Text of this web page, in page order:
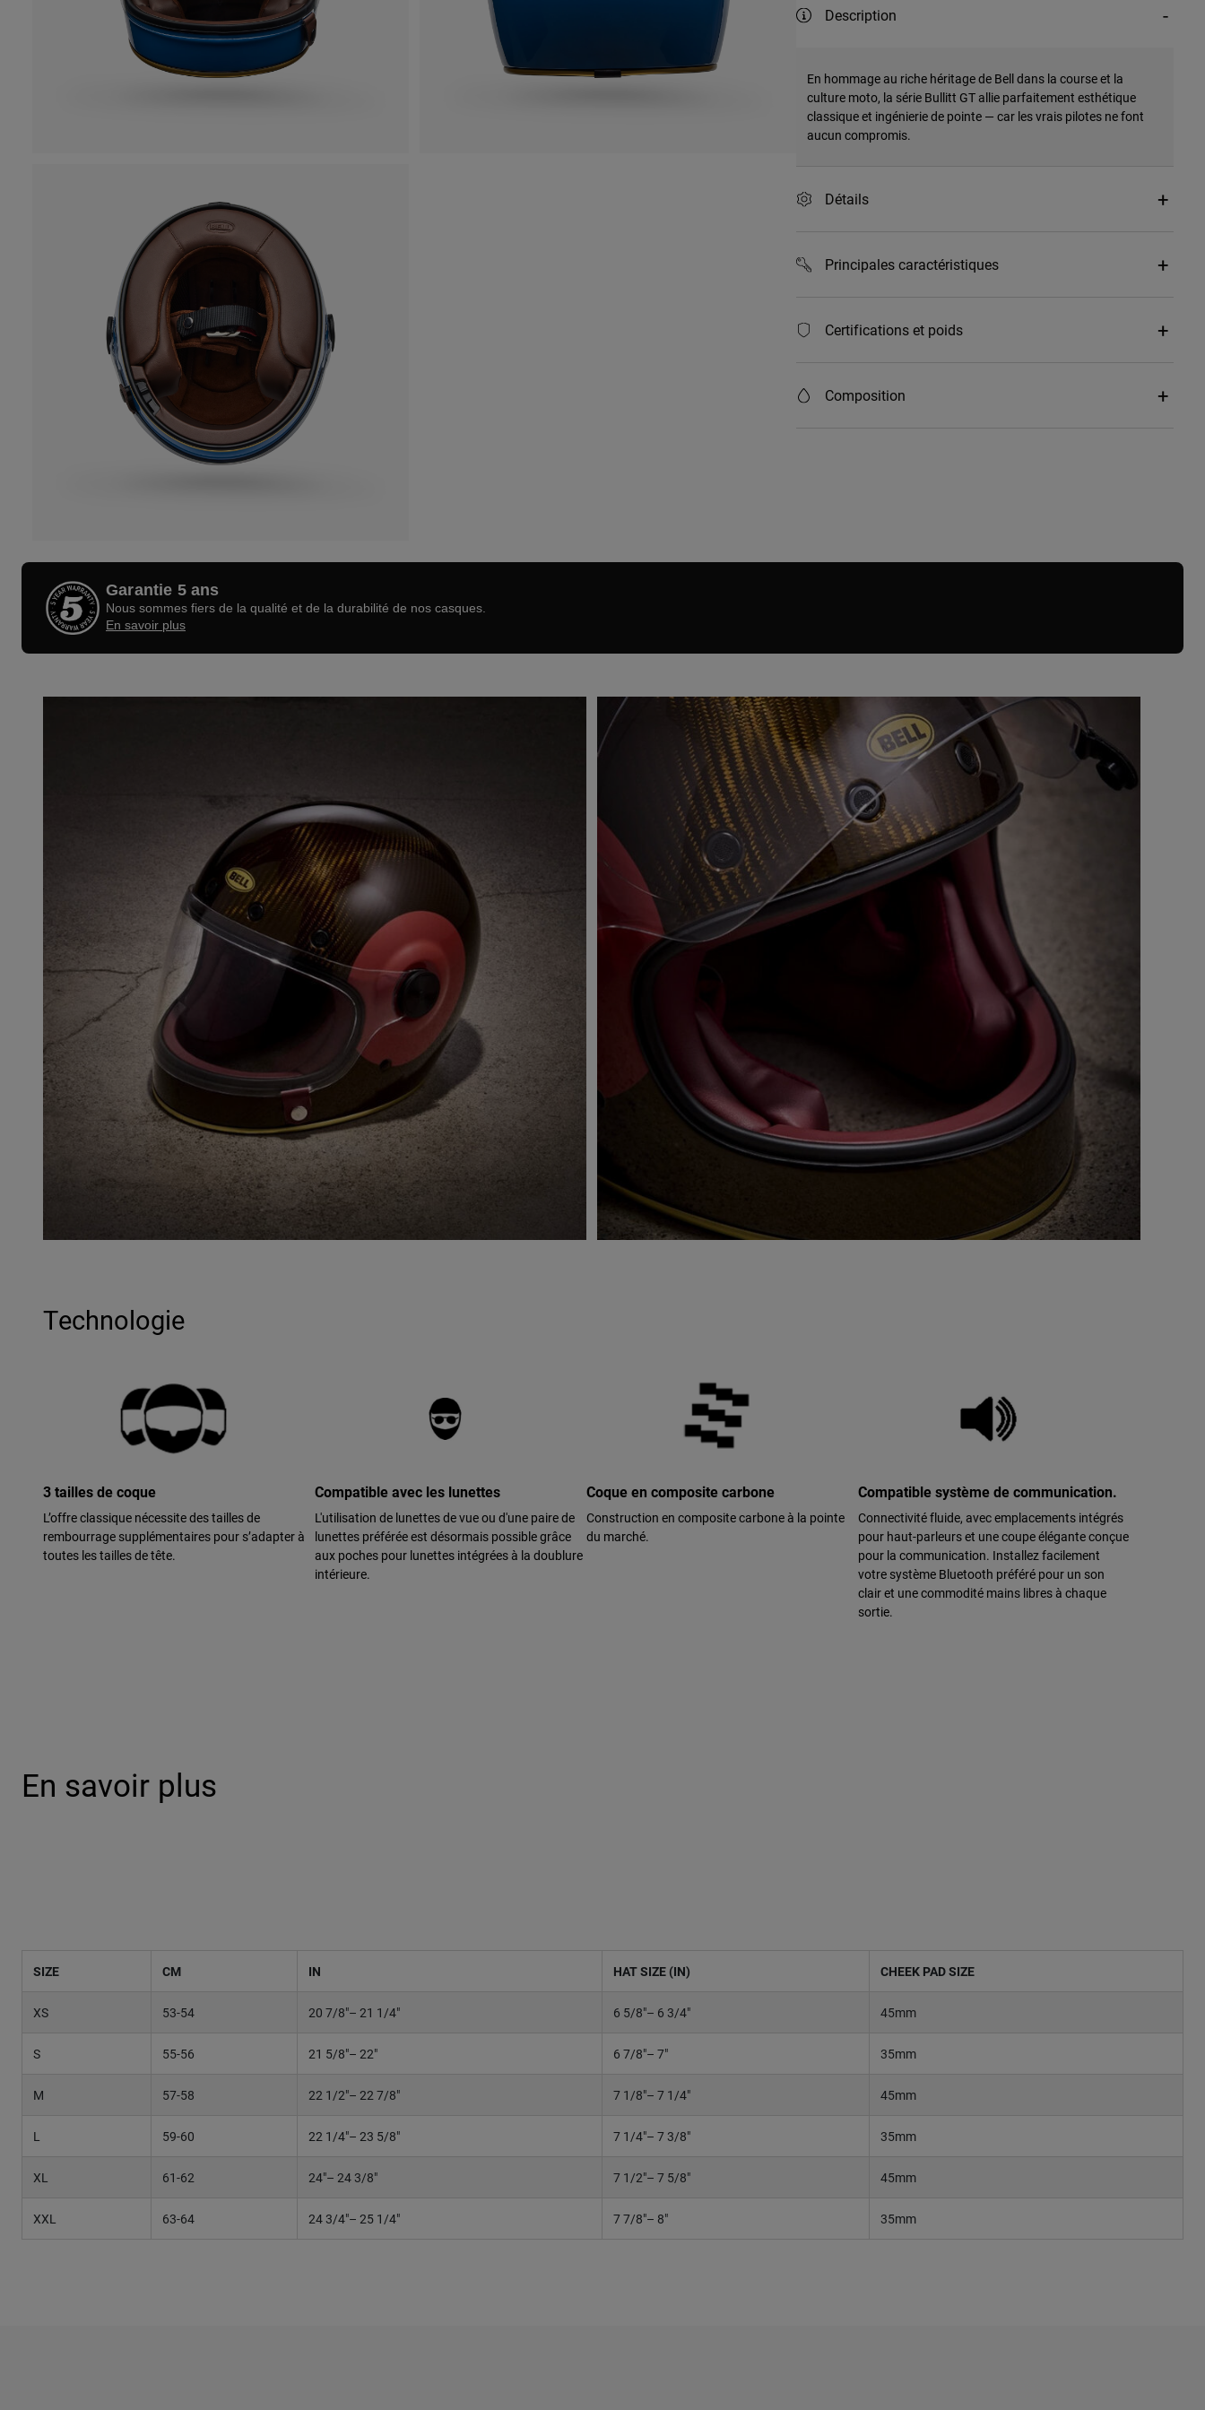
Description
En hommage au riche héritage de Bell dans la course et la
culture moto, la série Bullitt GT allie parfaitement esthétique
classique et ingénierie de pointe — car les vrais pilotes ne font
aucun compromis.
Détails
Principales caractéristiques
Certifications et poids
Composition
Garantie 5 ans
Nous sommes fiers de la qualité et de la durabilité de nos casques.
En savoir plus
Technologie
3 tailles de coque
L’offre classique nécessite des tailles de
rembourrage supplémentaires pour s’adapter à
toutes les tailles de tête.
Compatible avec les lunettes
L'utilisation de lunettes de vue ou d'une paire de
lunettes préférée est désormais possible grâce
aux poches pour lunettes intégrées à la doublure
intérieure.
Coque en composite carbone
Construction en composite carbone à la pointe
du marché.
Compatible système de communication.
Connectivité fluide, avec emplacements intégrés
pour haut-parleurs et une coupe élégante conçue
pour la communication. Installez facilement
votre système Bluetooth préféré pour un son
clair et une commodité mains libres à chaque
sortie.
En savoir plus
SIZE CM IN HAT SIZE (IN) CHEEK PAD SIZE
XS 53-54 20 7/8"– 21 1/4" 6 5/8"– 6 3/4" 45mm
S 55-56 21 5/8"– 22" 6 7/8"– 7" 35mm
M 57-58 22 1/2"– 22 7/8" 7 1/8"– 7 1/4" 45mm
L 59-60 22 1/4"– 23 5/8" 7 1/4"– 7 3/8" 35mm
XL 61-62 24"– 24 3/8" 7 1/2"– 7 5/8" 45mm
XXL 63-64 24 3/4"– 25 1/4" 7 7/8"– 8" 35mm